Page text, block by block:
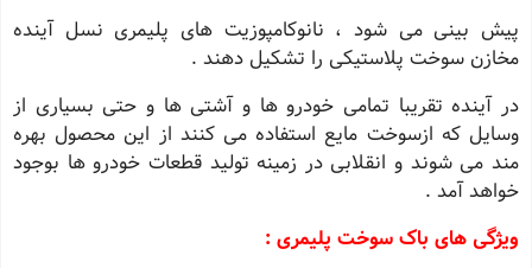
پیش بینی می شود ، نانوکامپوزیت های پلیمری نسل آینده
مخازن سوخت پلاستیکی را تشکیل دهند .
در آینده تقریبا تمامی خودرو ها و آشتی ها و حتی بسیاری از
وسایل که ازسوخت مایع استفاده می کنند از این محصول بهره
مند می شوند و انقلابی در زمینه تولید قطعات خودرو ها بوجود
خواهد آمد .
ویژگی های باک سوخت پلیمری :